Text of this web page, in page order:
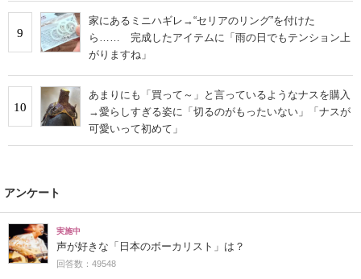
9
家にあるミニハギレ→“セリアのリング”を付けた
ら…… 完成したアイテムに「雨の日でもテンション上
がりますね」
10
あまりにも「買って～」と言っているようなナスを購入
→愛らしすぎる姿に「切るのがもったいない」「ナスが
可愛いって初めて」
アンケート
実施中
声が好きな「日本のボーカリスト」は？
回答数：49548